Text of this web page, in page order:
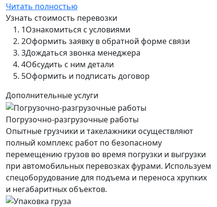
Читать полностью
Узнать стоимость перевозки
1Ознакомиться с условиями
2Оформить заявку в обратной форме связи
3Дождаться звонка менеджера
4Обсудить с ним детали
5Оформить и подписать договор
Дополнительные услуги
Погрузочно-разгрузочные работы
Опытные грузчики и такелажники осуществляют
полный комплекс работ по безопасному
перемещению грузов во время погрузки и выгрузки
при автомобильных перевозках фурами. Используем
спецоборудование для подъема и переноса хрупких
и негабаритных объектов.